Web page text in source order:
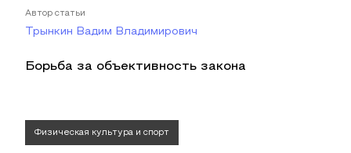
Автор статьи
Трынкин Вадим Владимирович
Борьба за объективность закона
Физическая культура и спорт